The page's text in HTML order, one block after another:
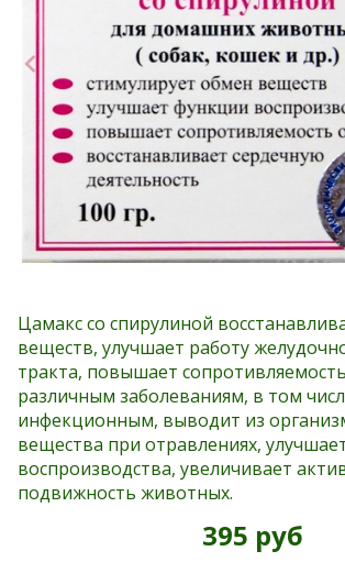
Цамакс со спирулиной
веществ, улучшает работу
тракта, повышает
различным заболеваниям, в том
инфекционным, выводит из
вещества при отравлениях,
воспроизводства, увеличивает
подвижность животных.
395 руб